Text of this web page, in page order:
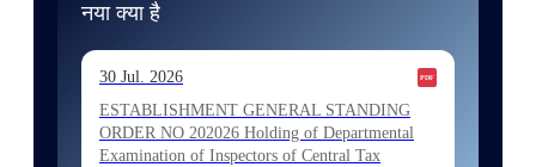
नया क्या है
30 Jul. 2026
ESTABLISHMENT GENERAL STANDING
ORDER NO 202026 Holding of Departmental
Examination of Inspectors of Central Tax